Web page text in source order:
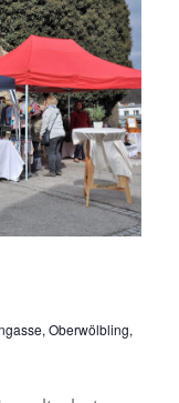
Oberwölbling,